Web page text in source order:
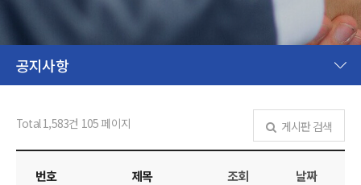
공지사항
Total 1,583건 105 페이지 게시판 검색
번호 제목 조회 날짜